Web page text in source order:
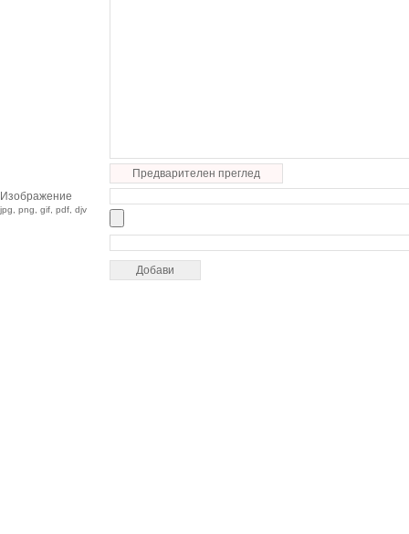
Предварителен преглед
Изображение
jpg, png, gif, pdf, djv